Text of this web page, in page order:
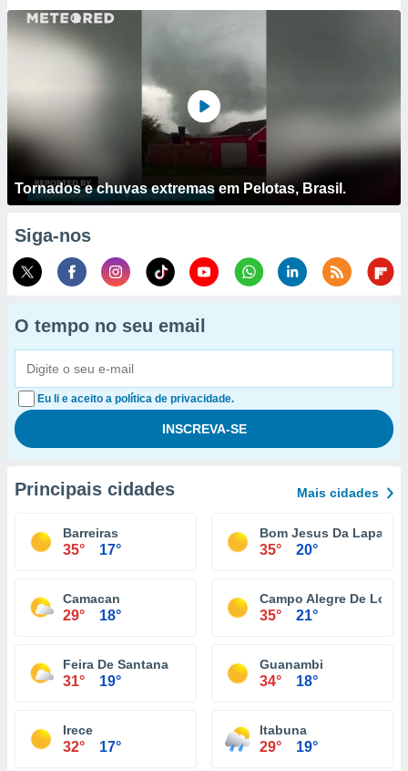
Tornados e chuvas extremas em Pelotas, Brasil.
Siga-nos
O tempo no seu email
Eu li e aceito a política de privacidade.
Principais cidades Mais cidades
Barreiras
35° 17°
Bom Jesus Da Lapa
35° 20°
Camacan
29° 18°
Campo Alegre De
35° 21°
Feira De Santana
31° 19°
Guanambi
34° 18°
Irece
32° 17°
Itabuna
29° 19°